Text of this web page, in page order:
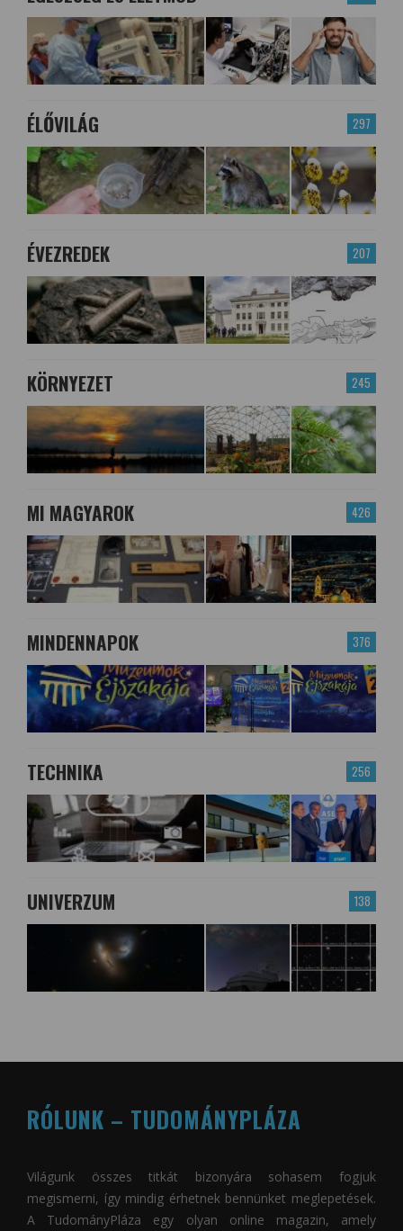
297
ÉLŐVILÁG
207
ÉVEZREDEK
245
KÖRNYEZET
426
MI MAGYAROK
376
MINDENNAPOK
256
TECHNIKA
138
UNIVERZUM
RÓLUNK – TUDOMÁNYPLÁZA
Világunk összes titkát bizonyára sohasem fogjuk
megismerni, így mindig érhetnek bennünket meglepetések.
A TudományPláza egy olyan online magazin, amely